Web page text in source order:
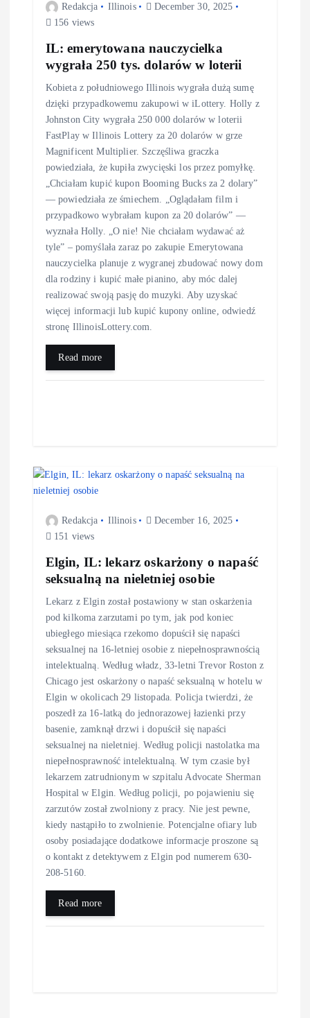
Redakcja Illinois
December 30, 2025
156 views
IL: emerytowana nauczycielka
wygrała 250 tys. dolarów w loterii
Kobieta z południowego Illinois wygrała dużą sumę
dzięki przypadkowemu zakupowi w iLottery. Holly z
Johnston City wygrała 250 000 dolarów w loterii
FastPlay w Illinois Lottery za 20 dolarów w grze
Magnificent Multiplier. Szczęśliwa graczka
powiedziała, że kupiła zwycięski los przez pomyłkę.
„Chciałam kupić kupon Booming Bucks za 2 dolary”
— powiedziała ze śmiechem. „Oglądałam film i
przypadkowo wybrałam kupon za 20 dolarów” —
wyznała Holly. „O nie! Nie chciałam wydawać aż
tyle” – pomyślała zaraz po zakupie Emerytowana
nauczycielka planuje z wygranej zbudować nowy dom
dla rodziny i kupić małe pianino, aby móc dalej
realizować swoją pasję do muzyki. Aby uzyskać
więcej informacji lub kupić kupony online, odwiedź
stronę IllinoisLottery.com.
Read more
Redakcja Illinois
December 16, 2025
151 views
Elgin, IL: lekarz oskarżony o napaść
seksualną na nieletniej osobie
Lekarz z Elgin został postawiony w stan oskarżenia
pod kilkoma zarzutami po tym, jak pod koniec
ubiegłego miesiąca rzekomo dopuścił się napaści
seksualnej na 16-letniej osobie z niepełnosprawnością
intelektualną. Według władz, 33-letni Trevor Roston z
Chicago jest oskarżony o napaść seksualną w hotelu w
Elgin w okolicach 29 listopada. Policja twierdzi, że
poszedł za 16-latką do jednorazowej łazienki przy
basenie, zamknął drzwi i dopuścił się napaści
seksualnej na nieletniej. Według policji nastolatka ma
niepełnosprawność intelektualną. W tym czasie był
lekarzem zatrudnionym w szpitalu Advocate Sherman
Hospital w Elgin. Według policji, po pojawieniu się
zarzutów został zwolniony z pracy. Nie jest pewne,
kiedy nastąpiło to zwolnienie. Potencjalne ofiary lub
osoby posiadające dodatkowe informacje proszone są
o kontakt z detektywem z Elgin pod numerem 630-
208-5160.
Read more